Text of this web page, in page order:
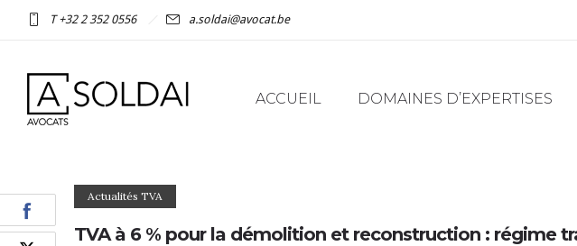
T +32 2 352 0556 a.soldai@avocat.be
ACCUEIL DOMAINES D’EXPERTISES
Actualités TVA
TVA à 6 % pour la démolition et reconstruction : régime